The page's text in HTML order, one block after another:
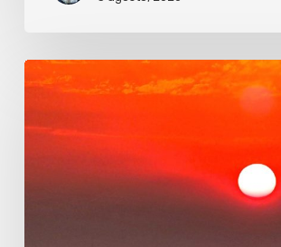
Todos
días
(te
doy